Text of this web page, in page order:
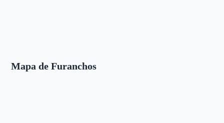
Mapa de Furanchos